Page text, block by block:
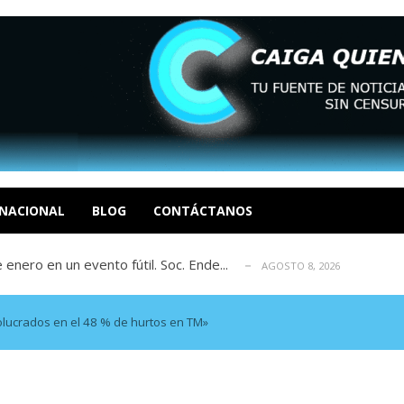
BLOG CONTÁCTANOS
R AGOSTO 8, 2026
Realpolitik y el Desmante... AGOSTO 8, 2026
García AGOSTO 7, 2026
en un evento fútil. Soc. Ende...
Luis Centeno S AGOSTO 8, 2026
R AGOSTO 8, 2026
Realpolitik y el Desmante...
García AGOSTO 7, 2026
en un evento fútil. Soc. Ende...
en el 48 % de hurtos en TM»